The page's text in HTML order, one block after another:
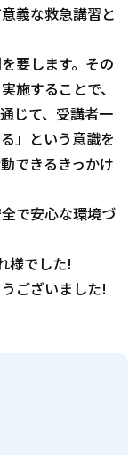
義な救急講習と
要します。その
施することで、
じて、受講者一
」という意識を
できるきっかけ
で安心な環境づ
様でした!
ございました!